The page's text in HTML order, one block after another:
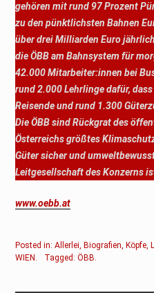
gehören mit rund 97 Prozent
zu den pünktlichsten Bahnen
über drei Milliarden Euro
die ÖBB am Bahnsystem für
42.000 Mitarbeiter:innen bei
rund 2.000 Lehrlinge dafür,
Reisende und rund 1.300
Die ÖBB sind Rückgrat des
Österreichs größtes
Güter sicher und
Leitgesellschaft des Konzerns
www.oebb.at
Posted in:Allerlei,Biografien,Köpfe,
WIEN. Tagged:ÖBB.